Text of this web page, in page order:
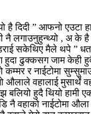
दिदी ” आफनो एउटा
नै लगाउनुहुन्थ्यो , अ के है
सकेथिए मैले थपे ”
हुदा ढुक्कसग जाम केही
र नाईटोमा
वहालाई मुसार्थे
बलियो हुदै थियो हामी
नै वहाको नाईटोमा